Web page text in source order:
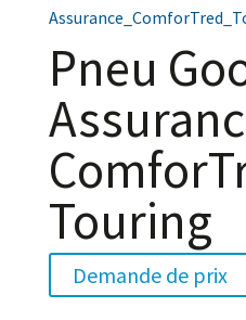
Pneu
Touring
Demande de prix